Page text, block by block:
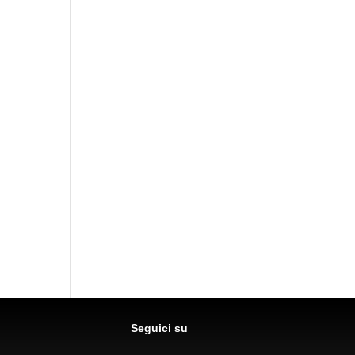
Seguici su